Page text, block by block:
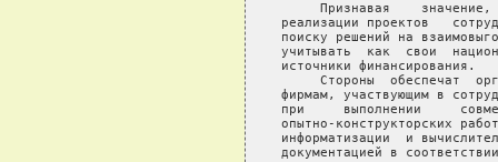
Признавая
реализации проектов
поиску решений на
учитывать  как  свои
источники финансирования.
Стороны  обеспечат
фирмам, участвующим в
при     выполнении
опытно-конструкторских
информатизации  и
документацией в